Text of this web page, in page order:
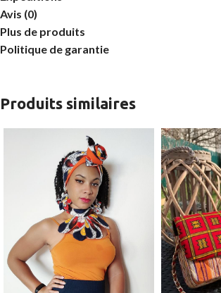
Avis (0)
Plus de produits
Politique de garantie
Produits similaires